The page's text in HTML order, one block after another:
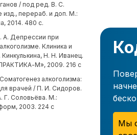
/ под ред. В. С.
перераб. и доп. М.:
2014. 480 с.
А. Депрессии при
Клиника и
Н. Н. Иванец.
М», 2009. 216 с
алкоголизма:
врачей / П. И. Сидоров.
Г. Соловьёва. М.:
2003. 224 с
Мы